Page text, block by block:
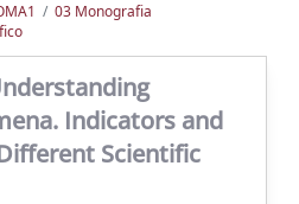
03 Monografia
Indicators and
Scientific